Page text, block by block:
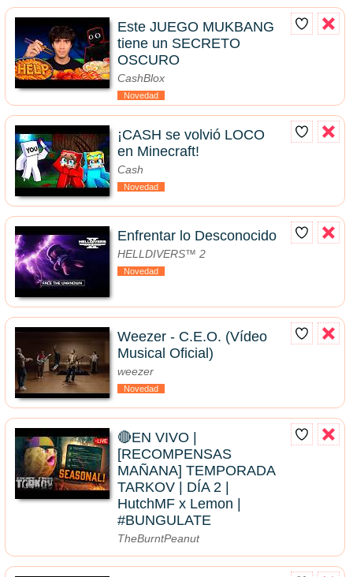
Este JUEGO MUKBANG
tiene un SECRETO
OSCURO
CashBlox
Novedad
¡CASH se volvió LOCO
en Minecraft!
Cash
Novedad
Enfrentar lo Desconocido
HELLDIVERS™ 2
Novedad
Weezer - C.E.O. (Vídeo
Musical Oficial)
weezer
Novedad
🔴EN VIVO |
[RECOMPENSAS
MAÑANA] TEMPORADA
TARKOV | DÍA 2 |
HutchMF x Lemon |
#BUNGULATE
TheBurntPeanut